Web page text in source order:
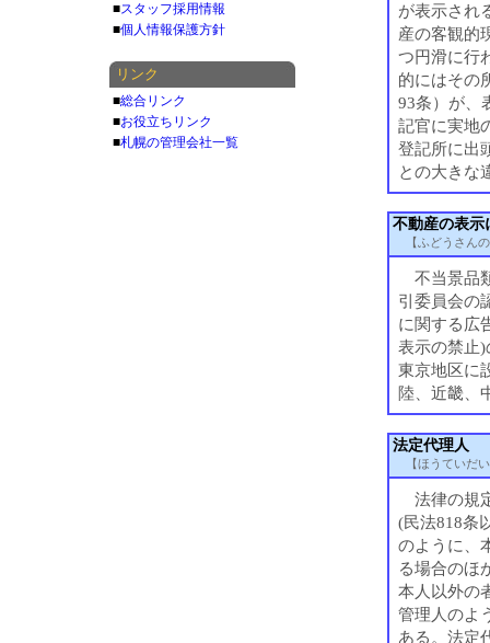
が表示され
産の客観的
つ円滑に行
的にはその
93条）が、
記官に実地
登記所に出
との大きな
不動産の表示
【ふどうさん
不当景品
引委員会の
に関する広
表示の禁止
東京地区に
陸、近畿、
法定代理人
【ほうていだ
法律の規
(民法818条
のように、
る場合のほ
本人以外の
管理人のよ
ある。法定
■スタッフ採用情報
■個人情報保護方針
リンク
■総合リンク
■お役立ちリンク
■札幌の管理会社一覧